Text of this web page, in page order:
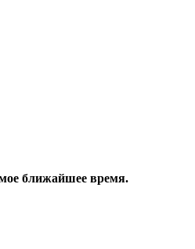
ближайшее время.